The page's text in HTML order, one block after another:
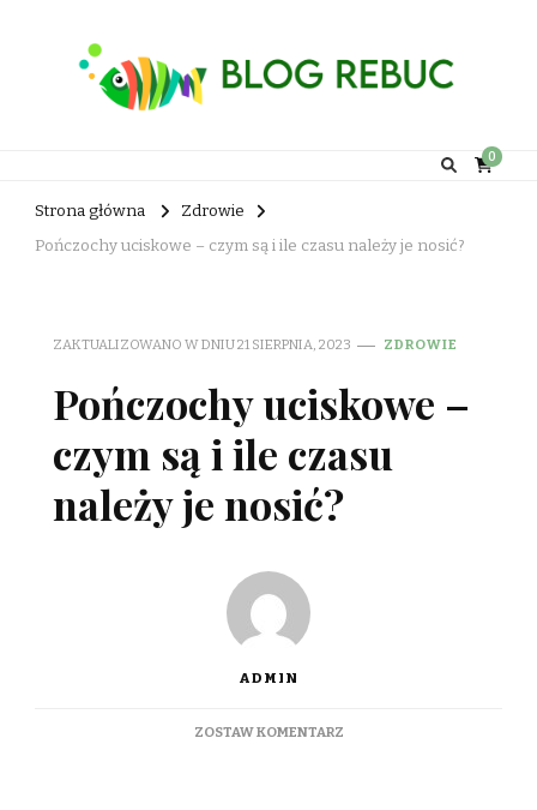
0
Strona główna
Zdrowie
Pończochy uciskowe – czym są i ile czasu należy je nosić?
ZAKTUALIZOWANO W DNIU21 SIERPNIA, 2023 ZDROWIE
Pończochy uciskowe –
czym są i ile czasu
należy je nosić?
ADMIN
ZOSTAW KOMENTARZDO